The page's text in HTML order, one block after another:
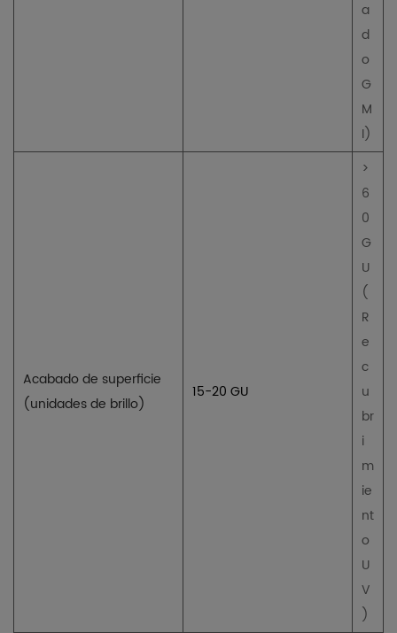
a
d
o
G
M
I)
Acabado de superficie
(unidades de brillo)
15-20 GU
>
6
0
G
U
(
R
e
c
u
br
i
m
ie
nt
o
U
V
)